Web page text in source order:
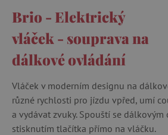
Brio - Elektrický
vláček - souprava na
dálkové ovládání
Vláček v moderním designu na
různé rychlosti pro jízdu vpřed, umí
a vydávat zvuky. Spouští se
stisknutím tlačítka přímo na vláčku.